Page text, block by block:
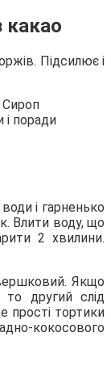
какао
Підсилює і
і гарненько
Влити воду, що
2 хвилини.
Якщо
то другий слід
прості тортики
кокосового